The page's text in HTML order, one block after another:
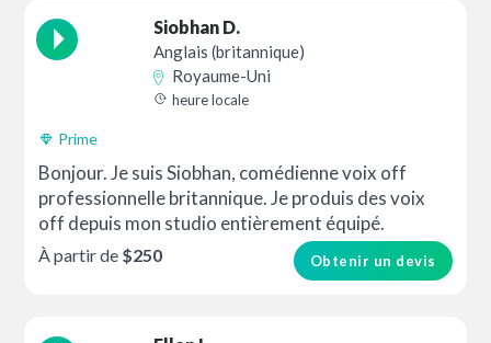
Siobhan D.
Anglais (britannique)
Royaume-Uni
heure locale
Prime
Bonjour. Je suis Siobhan, comédienne voix off
professionnelle britannique. Je produis des voix
off depuis mon studio entièrement équipé.
Obtenir un devis
À partir de $250